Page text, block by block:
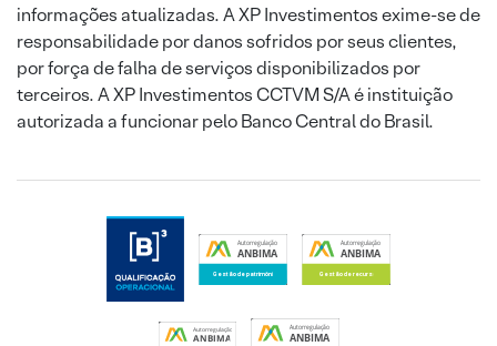
informações atualizadas. A XP Investimentos exime-se de
responsabilidade por danos sofridos por seus clientes,
por força de falha de serviços disponibilizados por
terceiros. A XP Investimentos CCTVM S/A é instituição
autorizada a funcionar pelo Banco Central do Brasil.